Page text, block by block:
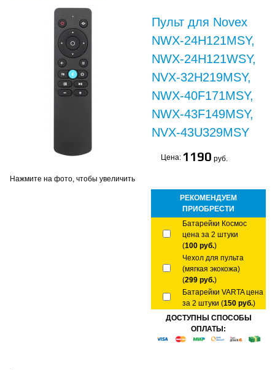
Нажмите на фото, чтобы увеличить
Пульт для Novex
NWX-24H121MSY,
NWX-24H121WSY,
NVX-32H219MSY,
NWX-40F171MSY,
NWX-43F149MSY,
NVX-43U329MSY
Цена: 1190 руб.
РЕКОМЕНДУЕМ
ПРИОБРЕСТИ
Батарейки Космос
цена за 2 штуки
(100 руб.)
Чехол для пульта
(мягкая экокожа)
(299 руб.)
Батарейки VARTA цена
за 2 штуки (150 руб.)
ДОСТУПНЫ СПОСОБЫ
ОПЛАТЫ: